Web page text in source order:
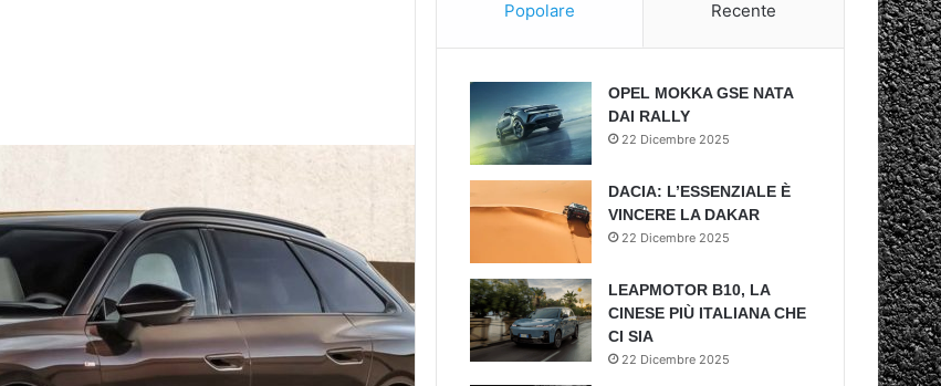
Popolare Recente
OPEL MOKKA GSE NATA
DAI RALLY
22 Dicembre 2025
DACIA: L’ESSENZIALE È
VINCERE LA DAKAR
22 Dicembre 2025
LEAPMOTOR B10, LA
CINESE PIÙ ITALIANA CHE
CI SIA
22 Dicembre 2025